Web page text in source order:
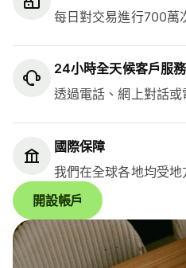
每日對交易進行700萬
24小時全天候客戶服務
透過電話、網上對話或
國際保障
我們在全球各地均受地
開設帳戶